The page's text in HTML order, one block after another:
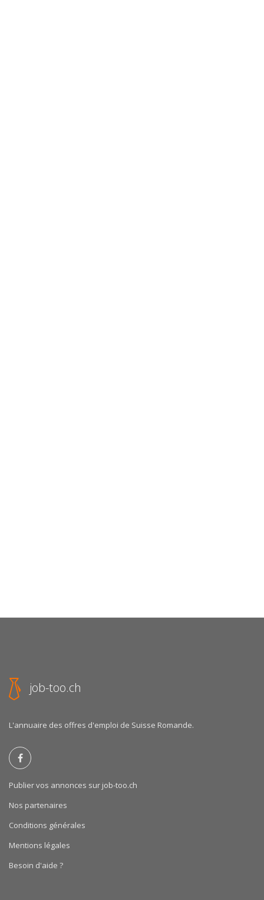
job-too.ch
L'annuaire des offres d'emploi de Suisse Romande.
Publier vos annonces sur job-too.ch
Nos partenaires
Conditions générales
Mentions légales
Besoin d'aide ?